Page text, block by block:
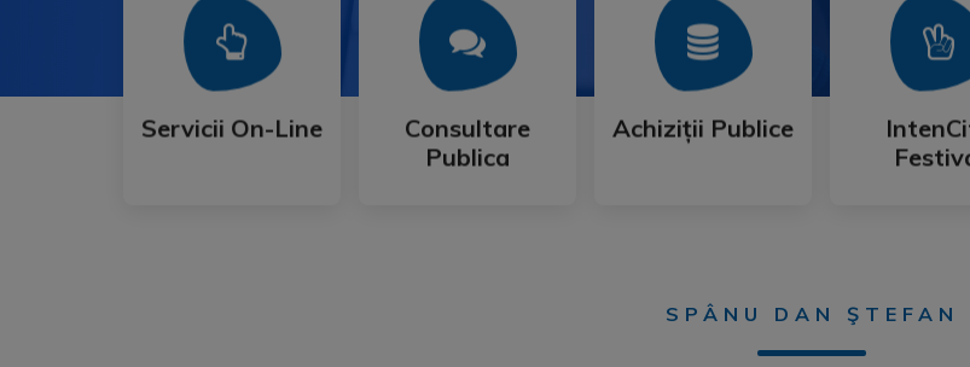
Servicii On-Line
Servicii On-Line
Mai Mult
Consultare
Publica
Consultare
Publica
Mai Mult
Achiziții Publice
Achiziții Publice
Mai Mult
Festival
Mai Mult
SPÂNU DAN ŞTEFAN